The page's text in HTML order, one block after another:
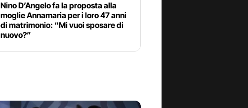
Nino D’Angelo fa la proposta alla
moglie Annamaria per i loro 47 anni
di matrimonio: “Mi vuoi sposare di
nuovo?”